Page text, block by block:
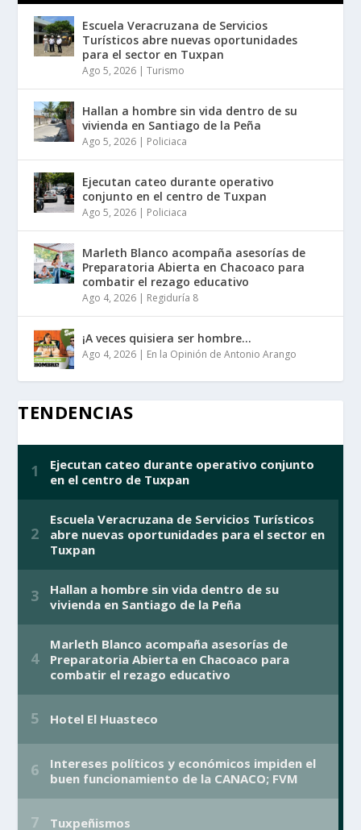
Escuela Veracruzana de Servicios
Turísticos abre nuevas oportunidades
para el sector en Tuxpan
Ago 5, 2026 |Turismo
Hallan a hombre sin vida dentro de su
vivienda en Santiago de la Peña
Ago 5, 2026 | Policiaca
Ejecutan cateo durante operativo
conjunto en el centro de Tuxpan
Ago 5, 2026 | Policiaca
Marleth Blanco acompaña asesorías de
Preparatoria Abierta en Chacoaco para
combatir el rezago educativo
Ago 4, 2026 | Regiduría 8
¡A veces quisiera ser hombre…
Ago 4, 2026 | En la Opinión de Antonio Arango
TENDENCIAS